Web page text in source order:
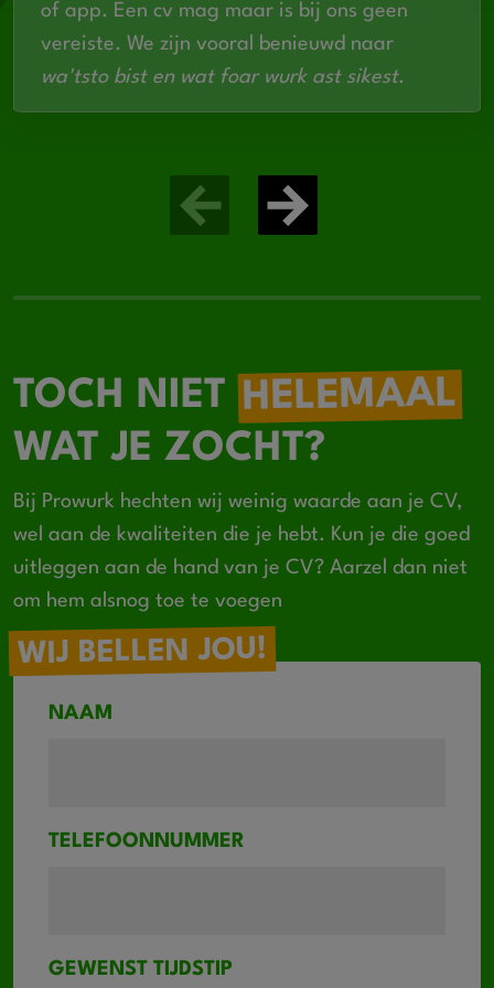
of app. Een cv mag maar is bij ons geen
vereiste. We zijn vooral benieuwd naar
wa'tsto bist en wat foar wurk ast sikest.
TOCH NIETHELEMAAL
WAT JE ZOCHT?
Bij Prowurk hechten wij weinig waarde aan je CV,
wel aan de kwaliteiten die je hebt. Kun je die goed
uitleggen aan de hand van je CV? Aarzel dan niet
om hem alsnog toe te voegen
WIJ BELLEN JOU!
NAAM
TELEFOONNUMMER
GEWENST TIJDSTIP